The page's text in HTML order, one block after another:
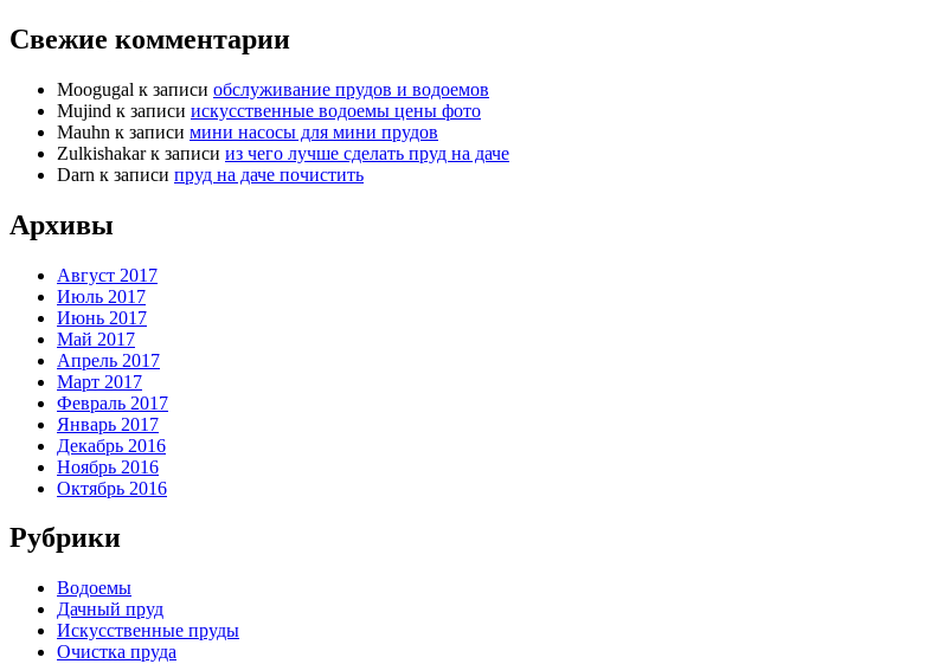
Свежие комментарии
Moogugal к записи обслуживание прудов и водоемов
Mujind к записи искусственные водоемы цены фото
Mauhn к записи мини насосы для мини прудов
Zulkishakarк записи из чего лучше сделать пруд на даче
Darn к записи пруд на даче почистить
Архивы
Август 2017
Июль 2017
Июнь 2017
Май 2017
Апрель 2017
Март 2017
Февраль 2017
Январь 2017
Декабрь 2016
Ноябрь 2016
Октябрь 2016
Рубрики
Водоемы
Дачный пруд
Искусственные пруды
Очистка пруда